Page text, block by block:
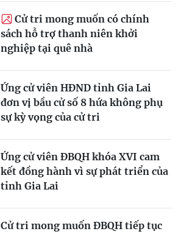
Cử tri mong muốn có chính
sách hỗ trợ thanh niên khởi
nghiệp tại quê nhà
Ứng cử viên HĐND tỉnh Gia Lai
đơn vị bầu cử số 8 hứa không phụ
sự kỳ vọng của cử tri
Ứng cử viên ĐBQH khóa XVI cam
kết đồng hành vì sự phát triển của
tỉnh Gia Lai
Cử tri mong muốn ĐBQH tiếp tục